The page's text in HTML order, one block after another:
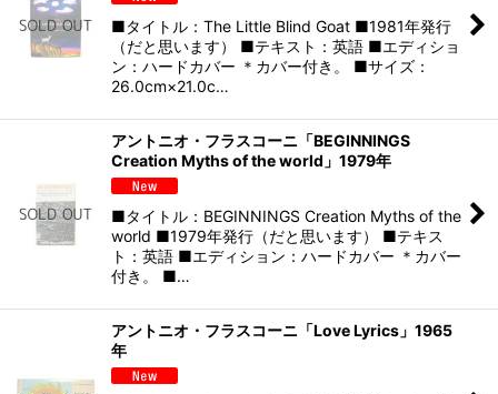
■タイトル：The Little Blind Goat ■1981年発行
（だと思います） ■テキスト：英語 ■エディショ
ン：ハードカバー ＊カバー付き。 ■サイズ：
26.0cm×21.0c…
アントニオ・フラスコーニ「BEGINNINGS
Creation Myths of the world」1979年
■タイトル：BEGINNINGS Creation Myths of the
world ■1979年発行（だと思います） ■テキス
ト：英語 ■エディション：ハードカバー ＊カバー
付き。 ■…
アントニオ・フラスコーニ「Love Lyrics」1965
年